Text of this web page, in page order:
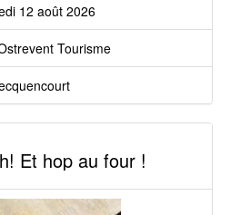
12 août 2026
Tourisme
Et hop au four !